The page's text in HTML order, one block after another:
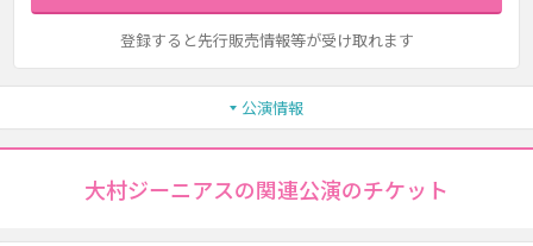
登録すると先行販売情報等が受け取れます
公演情報
大村ジーニアスの関連公演のチケット